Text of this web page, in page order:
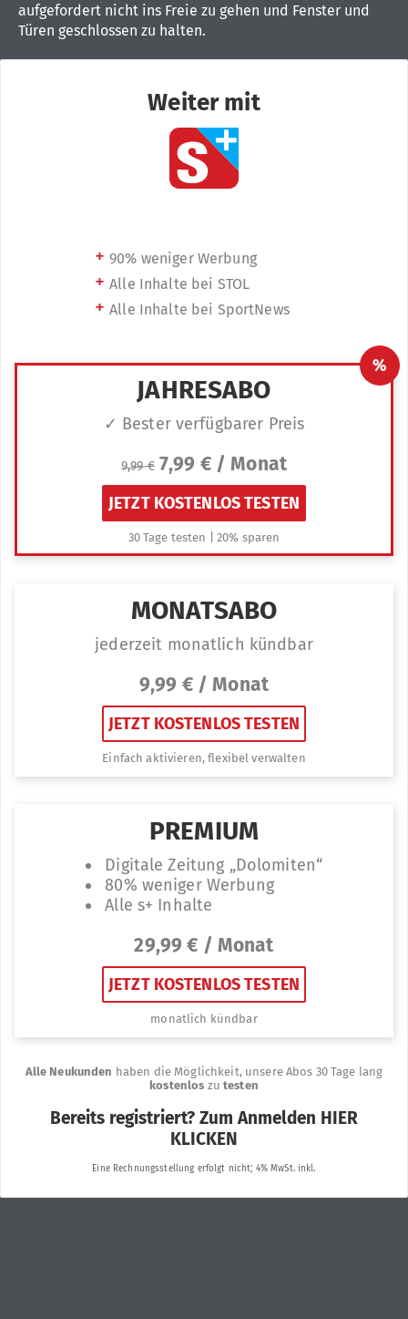
aufgefordert nicht ins Freie zu gehen und Fenster und
Türen geschlossen zu halten.